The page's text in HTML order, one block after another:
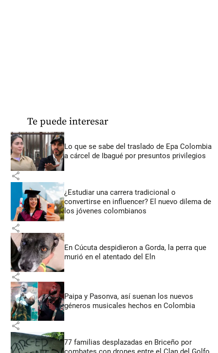
Te puede interesar
Lo que se sabe del traslado de Epa Colombia
a cárcel de Ibagué por presuntos privilegios
share
¿Estudiar una carrera tradicional o
convertirse en influencer? El nuevo dilema de
los jóvenes colombianos
share
En Cúcuta despidieron a Gorda, la perra que
murió en el atentado del Eln
share
Paipa y Pasonva, así suenan los nuevos
géneros musicales hechos en Colombia
share
77 familias desplazadas en Briceño por